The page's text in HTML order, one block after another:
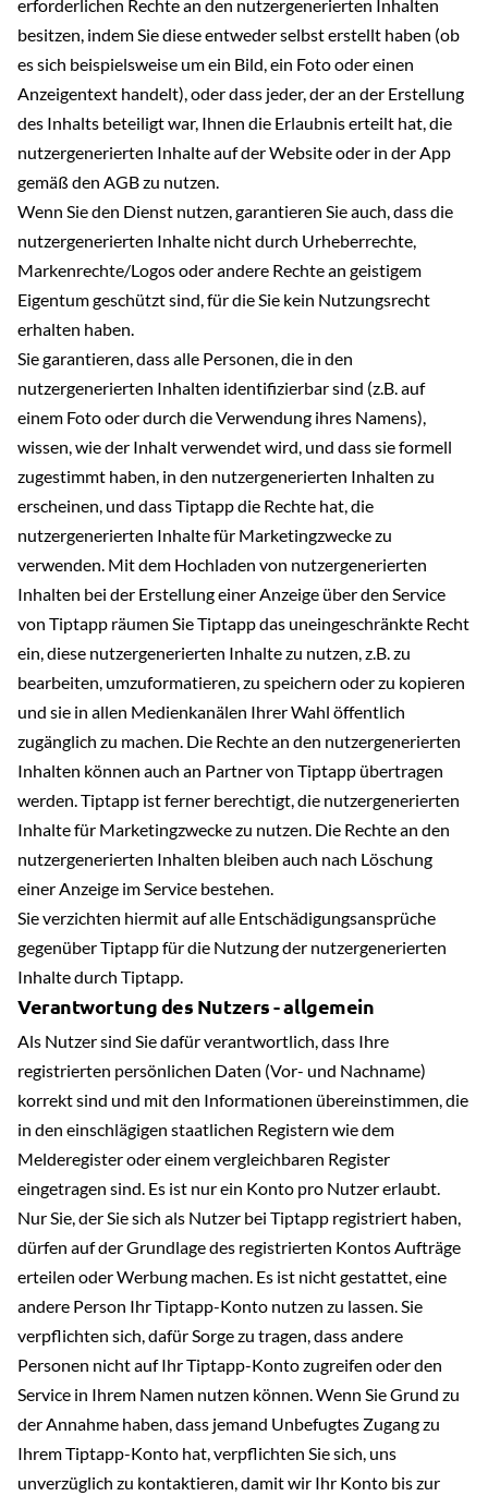
erforderlichen Rechte an den nutzergenerierten Inhalten
besitzen, indem Sie diese entweder selbst erstellt haben (ob
es sich beispielsweise um ein Bild, ein Foto oder einen
Anzeigentext handelt), oder dass jeder, der an der Erstellung
des Inhalts beteiligt war, Ihnen die Erlaubnis erteilt hat, die
nutzergenerierten Inhalte auf der Website oder in der App
gemäß den AGB zu nutzen.
Wenn Sie den Dienst nutzen, garantieren Sie auch, dass die
nutzergenerierten Inhalte nicht durch Urheberrechte,
Markenrechte/Logos oder andere Rechte an geistigem
Eigentum geschützt sind, für die Sie kein Nutzungsrecht
erhalten haben.
Sie garantieren, dass alle Personen, die in den
nutzergenerierten Inhalten identifizierbar sind (z.B. auf
einem Foto oder durch die Verwendung ihres Namens),
wissen, wie der Inhalt verwendet wird, und dass sie formell
zugestimmt haben, in den nutzergenerierten Inhalten zu
erscheinen, und dass Tiptapp die Rechte hat, die
nutzergenerierten Inhalte für Marketingzwecke zu
verwenden. Mit dem Hochladen von nutzergenerierten
Inhalten bei der Erstellung einer Anzeige über den Service
von Tiptapp räumen Sie Tiptapp das uneingeschränkte Recht
ein, diese nutzergenerierten Inhalte zu nutzen, z.B. zu
bearbeiten, umzuformatieren, zu speichern oder zu kopieren
und sie in allen Medienkanälen Ihrer Wahl öffentlich
zugänglich zu machen. Die Rechte an den nutzergenerierten
Inhalten können auch an Partner von Tiptapp übertragen
werden. Tiptapp ist ferner berechtigt, die nutzergenerierten
Inhalte für Marketingzwecke zu nutzen. Die Rechte an den
nutzergenerierten Inhalten bleiben auch nach Löschung
einer Anzeige im Service bestehen.
Sie verzichten hiermit auf alle Entschädigungsansprüche
gegenüber Tiptapp für die Nutzung der nutzergenerierten
Inhalte durch Tiptapp.
Verantwortung des Nutzers - allgemein
Als Nutzer sind Sie dafür verantwortlich, dass Ihre
registrierten persönlichen Daten (Vor- und Nachname)
korrekt sind und mit den Informationen übereinstimmen, die
in den einschlägigen staatlichen Registern wie dem
Melderegister oder einem vergleichbaren Register
eingetragen sind. Es ist nur ein Konto pro Nutzer erlaubt.
Nur Sie, der Sie sich als Nutzer bei Tiptapp registriert haben,
dürfen auf der Grundlage des registrierten Kontos Aufträge
erteilen oder Werbung machen. Es ist nicht gestattet, eine
andere Person Ihr Tiptapp-Konto nutzen zu lassen. Sie
verpflichten sich, dafür Sorge zu tragen, dass andere
Personen nicht auf Ihr Tiptapp-Konto zugreifen oder den
Service in Ihrem Namen nutzen können. Wenn Sie Grund zu
der Annahme haben, dass jemand Unbefugtes Zugang zu
Ihrem Tiptapp-Konto hat, verpflichten Sie sich, uns
unverzüglich zu kontaktieren, damit wir Ihr Konto bis zur